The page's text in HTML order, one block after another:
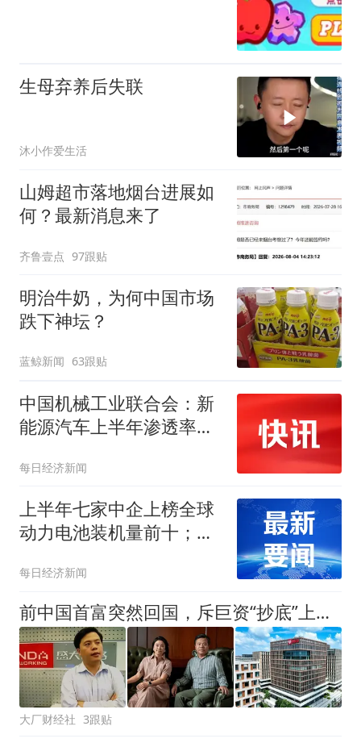
生母弃养后失联
沐小作爱生活
山姆超市落地烟台进展如
何？最新消息来了
齐鲁壹点 97跟贴
明治牛奶，为何中国市场
跌下神坛？
蓝鲸新闻 63跟贴
中国机械工业联合会：新
能源汽车上半年渗透率达
电车中超三分之一为中国
制造 | 汽车早参
每日经济新闻
上半年七家中企上榜全球
动力电池装机量前十；工
| 新能源早参
每日经济新闻
前中国首富突然回国，斥巨资“抄底”上海核心楼盘
大厂财经社 3跟贴